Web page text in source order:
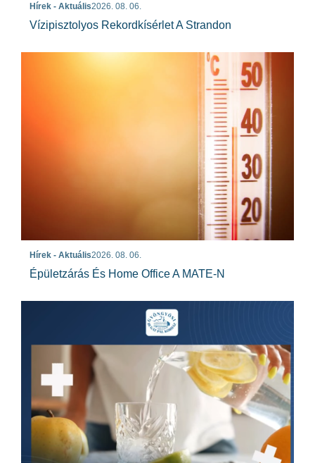
Hírek - Aktuális2026. 08. 06.
Vízipisztolyos Rekordkísérlet A Strandon
Hírek - Aktuális2026. 08. 06.
Épületzárás És Home Office A MATE-N